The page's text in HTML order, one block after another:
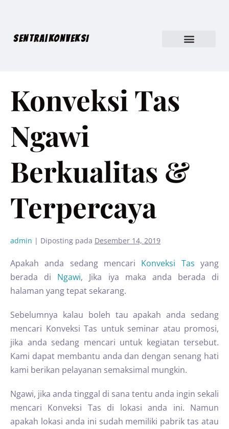
SENTRA|KONVEKSI
Konveksi Tas
Ngawi
Berkualitas &
Terpercaya
admin | Diposting pada Desember 14, 2019
Apakah anda sedang mencari Konveksi Tas yang
berada di Ngawi, Jika iya maka anda berada di
halaman yang tepat sekarang.
Sebelumnya kalau boleh tau apakah anda sedang
mencari Konveksi Tas untuk seminar atau promosi,
jika anda sedang mencari untuk kegiatan tersebut.
Kami dapat membantu anda dan dengan senang hati
kami berikan pelayanan semaksimal mungkin.
Ngawi, jika anda tinggal di sana tentu anda ingin sekali
mencari Konveksi Tas di lokasi anda ini. Namun
apakah lokasi anda ini sudah memiliki pabrik tas atau